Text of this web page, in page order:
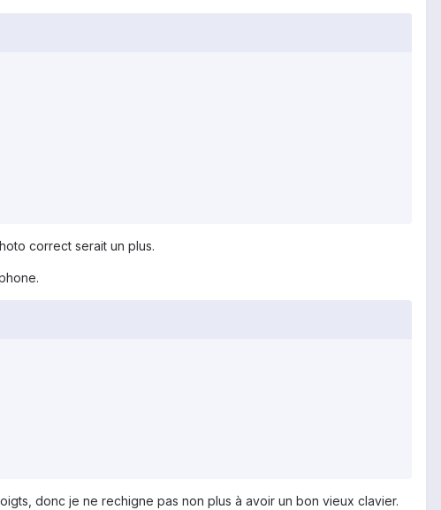
correct serait un plus.
donc je ne rechigne pas non plus à avoir un bon vieux clavier.